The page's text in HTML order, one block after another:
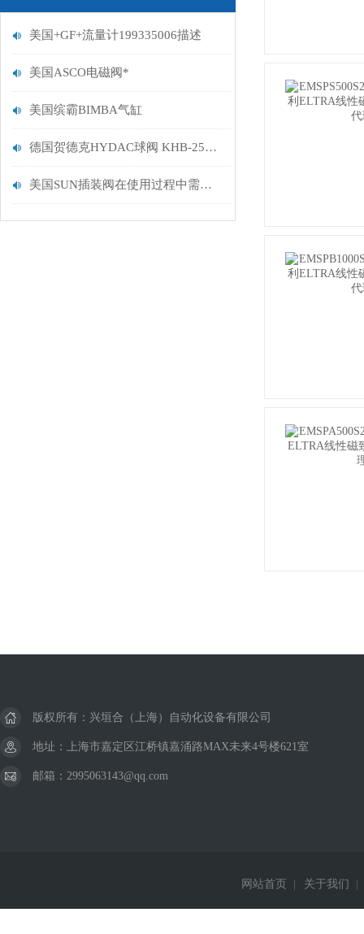
美国+GF+流量计199335006描述
美国ASCO电磁阀*
美国缤霸BIMBA气缸
德国贺德克HYDAC球阀 KHB-25SR-1114到货
美国SUN插装阀在使用过程中需留意这些细节
版权所有：兴垣合（上海）自动化设备有限公司
地址：上海市嘉定区江桥镇嘉涌路MAX未来4号楼621室
邮箱：2995063143@qq.com
网站首页 关于我们